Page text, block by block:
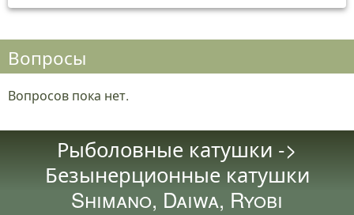
Вопросы
Вопросов пока нет.
Рыболовные катушки ->
Безынерционные катушки
Shimano, Daiwa, Ryobi